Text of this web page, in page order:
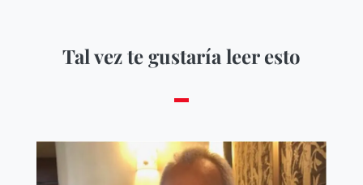
Tal vez te gustaría leer esto